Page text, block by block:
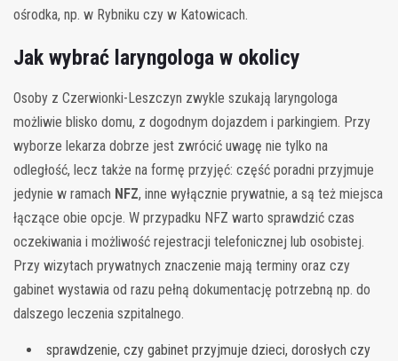
ośrodka, np. w Rybniku czy w Katowicach.
Jak wybrać laryngologa w okolicy
Osoby z Czerwionki-Leszczyn zwykle szukają laryngologa
możliwie blisko domu, z dogodnym dojazdem i parkingiem. Przy
wyborze lekarza dobrze jest zwrócić uwagę nie tylko na
odległość, lecz także na formę przyjęć: część poradni przyjmuje
jedynie w ramach NFZ, inne wyłącznie prywatnie, a są też miejsca
łączące obie opcje. W przypadku NFZ warto sprawdzić czas
oczekiwania i możliwość rejestracji telefonicznej lub osobistej.
Przy wizytach prywatnych znaczenie mają terminy oraz czy
gabinet wystawia od razu pełną dokumentację potrzebną np. do
dalszego leczenia szpitalnego.
sprawdzenie, czy gabinet przyjmuje dzieci, dorosłych czy